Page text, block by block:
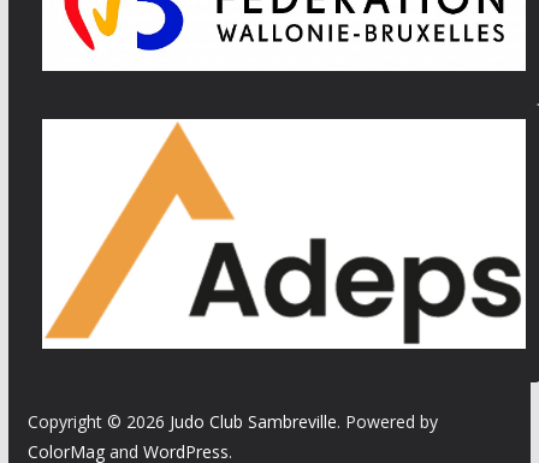
Copyright © 2026 Judo Club Sambreville. Powered by
ColorMagand WordPress.